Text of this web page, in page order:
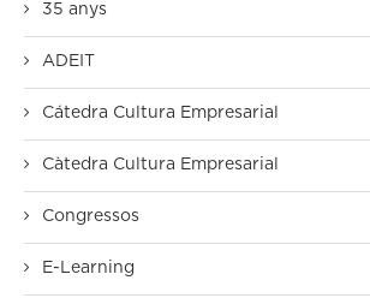
35 anys
ADEIT
Cátedra Cultura Empresarial
Càtedra Cultura Empresarial
Congressos
E-Learning